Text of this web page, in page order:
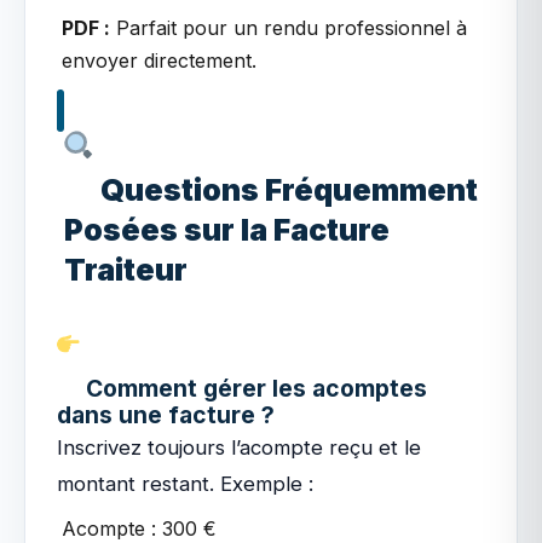
PDF : Parfait pour un rendu professionnel à
envoyer directement.
Questions Fréquemment
Posées sur la Facture
Traiteur
Comment gérer les acomptes
dans une facture ?
Inscrivez toujours l’acompte reçu et le
montant restant. Exemple :
Acompte : 300 €